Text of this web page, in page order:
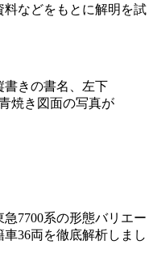
などをもとに解明を試
7700系の形態バリエー
36両を徹底解析しまし